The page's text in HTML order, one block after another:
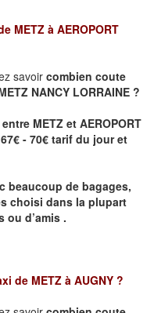
METZ à AEROPORT
savoir combien coute
NANCY LORRAINE ?
METZ et AEROPORT
- 70€ tarif du jour et
beaucoup de bagages,
choisi dans la plupart
ou d’amis .
de METZ à AUGNY ?